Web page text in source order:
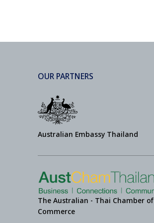
OUR PARTNERS
Australian Embassy Thailand
The Australian - Thai Chamber of
Commerce